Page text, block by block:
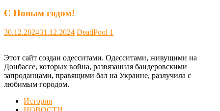
С Новым годом!
30.12.202431.12.2024 DeadPool 1
Этот сайт создан одесситами. Одесситами, живущими на
Донбассе, которых война, развязанная бандеровскими
запроданцами, правящими бал на Украине, разлучила с
любимым городом.
История